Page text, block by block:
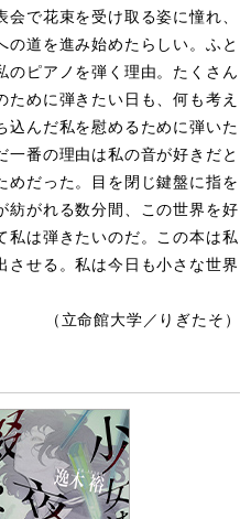
会で花束を受け取る姿に憧れ、
の道を進み始めたらしい。ふと
のピアノを弾く理由。たくさん
ために弾きたい日も、何も考え
込んだ私を慰めるために弾いた
一番の理由は私の音が好きだと
めだった。目を閉じ鍵盤に指を
紡がれる数分間、この世界を好
私は弾きたいのだ。この本は私
させる。私は今日も小さな世界
（立命館大学／りぎたそ）